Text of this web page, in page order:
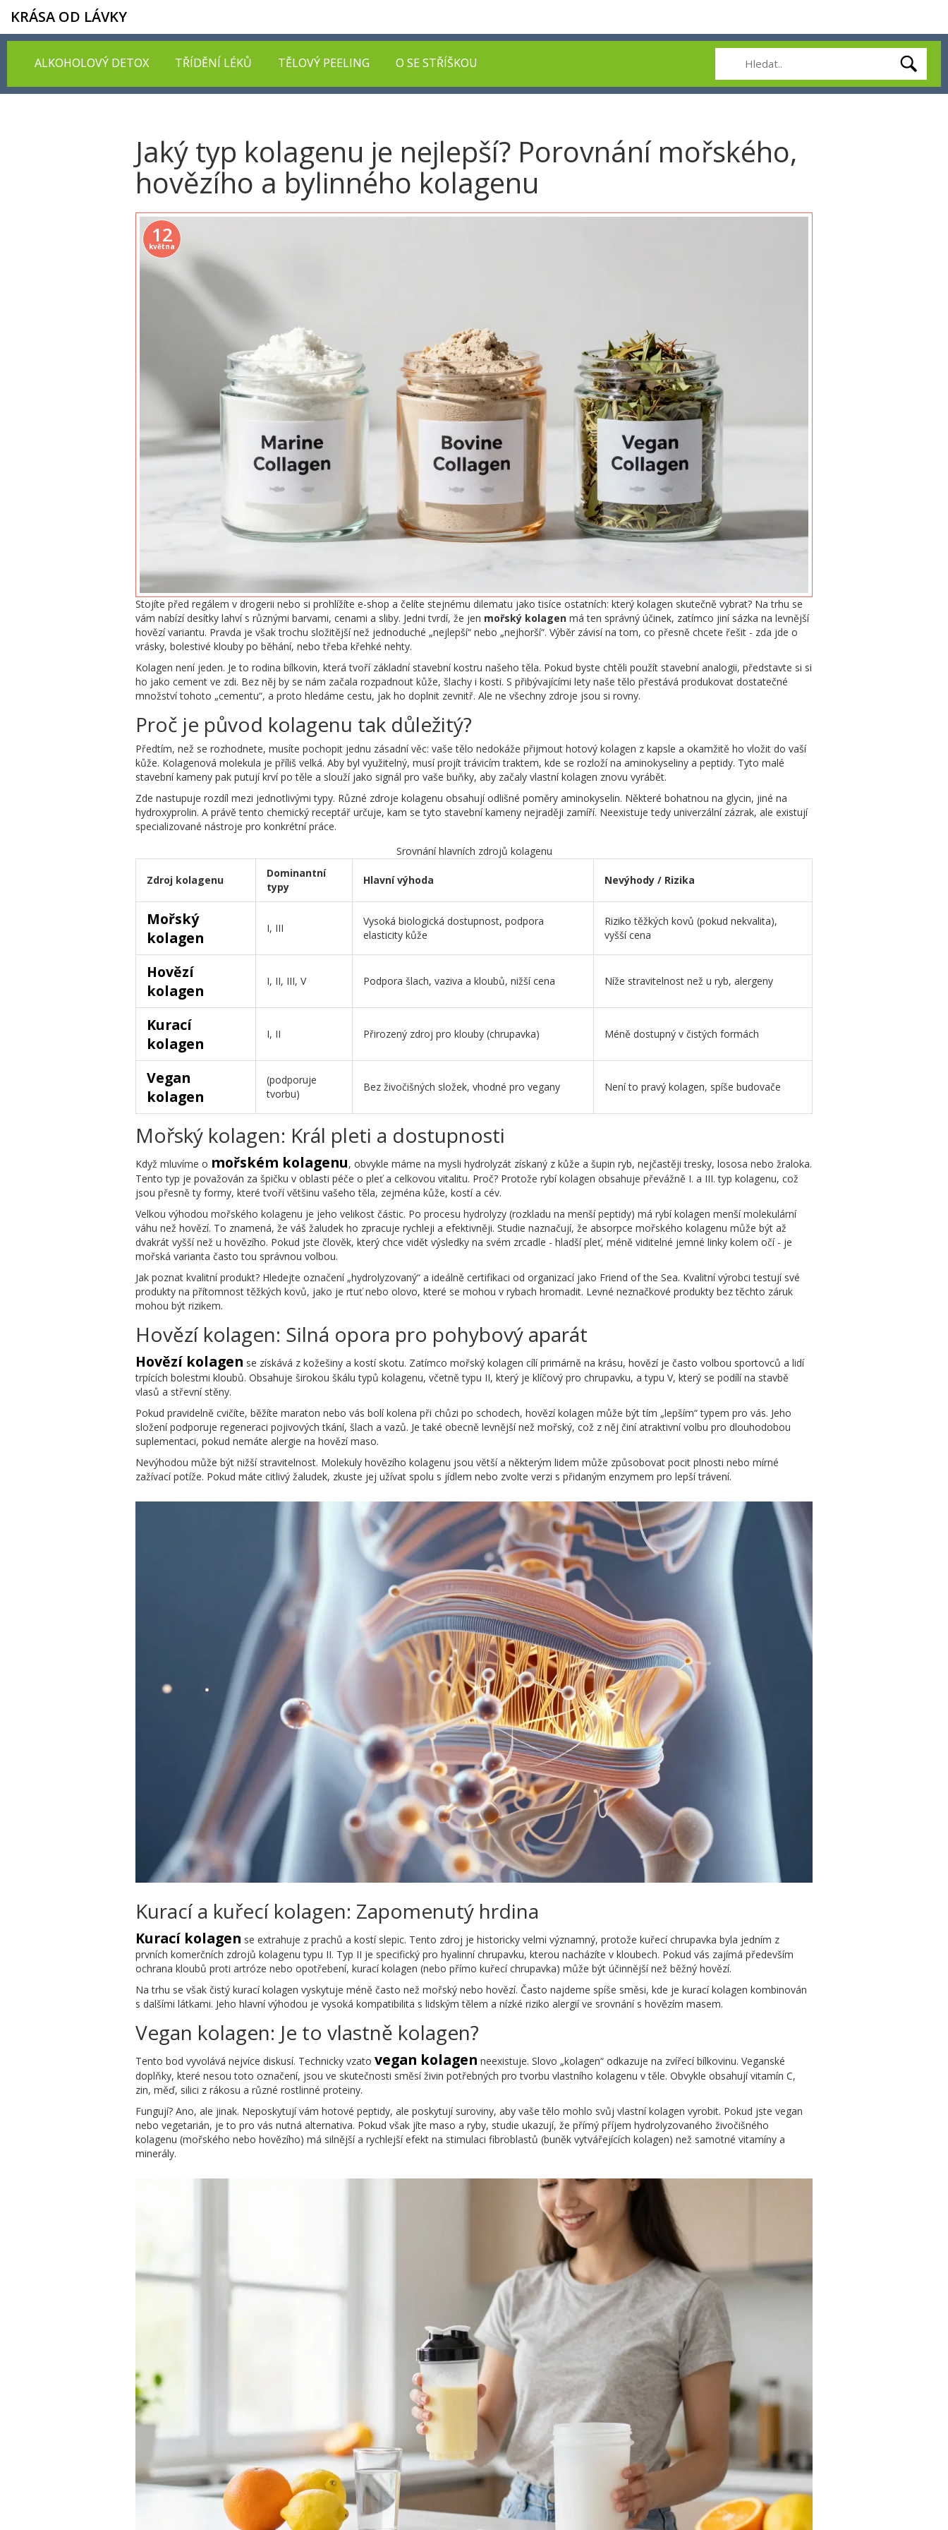
KRÁSA OD LÁVKY
ALKOHOLOVÝ DETOX TŘÍDĚNÍ LÉKŮ TĚLOVÝ PEELING O SE STŘÍŠKOU
Jaký typ kolagenu je nejlepší? Porovnání mořského,
hovězího a bylinného kolagenu
12
května
Stojíte před regálem v drogerii nebo si prohlížíte e-shop a čelíte stejnému dilematu jako tisíce ostatních: který kolagen skutečně vybrat? Na trhu se
vám nabízí desítky lahví s různými barvami, cenami a sliby. Jedni tvrdí, že jen mořský kolagen má ten správný účinek, zatímco jiní sázka na levnější
hovězí variantu. Pravda je však trochu složitější než jednoduché „nejlepší“ nebo „nejhorší“. Výběr závisí na tom, co přesně chcete řešit - zda jde o
vrásky, bolestivé klouby po běhání, nebo třeba křehké nehty.
Kolagen není jeden. Je to rodina bílkovin, která tvoří základní stavební kostru našeho těla. Pokud byste chtěli použít stavební analogii, představte si si
ho jako cement ve zdi. Bez něj by se nám začala rozpadnout kůže, šlachy i kosti. S přibývajícími lety naše tělo přestává produkovat dostatečné
množství tohoto „cementu“, a proto hledáme cestu, jak ho doplnit zevnitř. Ale ne všechny zdroje jsou si rovny.
Proč je původ kolagenu tak důležitý?
Předtím, než se rozhodnete, musíte pochopit jednu zásadní věc: vaše tělo nedokáže přijmout hotový kolagen z kapsle a okamžitě ho vložit do vaší
kůže. Kolagenová molekula je příliš velká. Aby byl využitelný, musí projít trávicím traktem, kde se rozloží na aminokyseliny a peptidy. Tyto malé
stavební kameny pak putují krví po těle a slouží jako signál pro vaše buňky, aby začaly vlastní kolagen znovu vyrábět.
Zde nastupuje rozdíl mezi jednotlivými typy. Různé zdroje kolagenu obsahují odlišné poměry aminokyselin. Některé bohatnou na glycin, jiné na
hydroxyprolin. A právě tento chemický receptář určuje, kam se tyto stavební kameny nejraději zamíří. Neexistuje tedy univerzální zázrak, ale existují
specializované nástroje pro konkrétní práce.
Srovnání hlavních zdrojů kolagenu
Zdroj kolagenu
Dominantní
typy
Hlavní výhoda Nevýhody / Rizika
Mořský
kolagen
I, III
Vysoká biologická dostupnost, podpora
elasticity kůže
Riziko těžkých kovů (pokud nekvalita),
vyšší cena
Hovězí
kolagen
I, II, III, V Podpora šlach, vaziva a kloubů, nižší cena Níže stravitelnost než u ryb, alergeny
Kurací
kolagen
I, II Přirozený zdroj pro klouby (chrupavka) Méně dostupný v čistých formách
Vegan
kolagen
(podporuje
tvorbu)
Bez živočišných složek, vhodné pro vegany Není to pravý kolagen, spíše budovače
Mořský kolagen: Král pleti a dostupnosti
Když mluvíme o mořském kolagenu, obvykle máme na mysli hydrolyzát získaný z kůže a šupin ryb, nejčastěji tresky, lososa nebo žraloka.
Tento typ je považován za špičku v oblasti péče o pleť a celkovou vitalitu. Proč? Protože rybí kolagen obsahuje převážně I. a III. typ kolagenu, což
jsou přesně ty formy, které tvoří většinu vašeho těla, zejména kůže, kostí a cév.
Velkou výhodou mořského kolagenu je jeho velikost částic. Po procesu hydrolyzy (rozkladu na menší peptidy) má rybí kolagen menší molekulární
váhu než hovězí. To znamená, že váš žaludek ho zpracuje rychleji a efektivněji. Studie naznačují, že absorpce mořského kolagenu může být až
dvakrát vyšší než u hovězího. Pokud jste člověk, který chce vidět výsledky na svém zrcadle - hladší pleť, méně viditelné jemné linky kolem očí - je
mořská varianta často tou správnou volbou.
Jak poznat kvalitní produkt? Hledejte označení „hydrolyzovaný“ a ideálně certifikaci od organizací jako Friend of the Sea. Kvalitní výrobci testují své
produkty na přítomnost těžkých kovů, jako je rtuť nebo olovo, které se mohou v rybach hromadit. Levné neznačkové produkty bez těchto záruk
mohou být rizikem.
Hovězí kolagen: Silná opora pro pohybový aparát
Hovězí kolagen se získává z kožešiny a kostí skotu. Zatímco mořský kolagen cílí primárně na krásu, hovězí je často volbou sportovců a lidí
trpících bolestmi kloubů. Obsahuje širokou škálu typů kolagenu, včetně typu II, který je klíčový pro chrupavku, a typu V, který se podílí na stavbě
vlasů a střevní stěny.
Pokud pravidelně cvičíte, běžíte maraton nebo vás bolí kolena při chůzi po schodech, hovězí kolagen může být tím „lepším“ typem pro vás. Jeho
složení podporuje regeneraci pojivových tkání, šlach a vazů. Je také obecně levnější než mořský, což z něj činí atraktivní volbu pro dlouhodobou
suplementaci, pokud nemáte alergie na hovězí maso.
Nevýhodou může být nižší stravitelnost. Molekuly hovězího kolagenu jsou větší a některým lidem může způsobovat pocit plnosti nebo mírné
zažívací potíže. Pokud máte citlivý žaludek, zkuste jej užívat spolu s jídlem nebo zvolte verzi s přidaným enzymem pro lepší trávení.
Kurací a kuřecí kolagen: Zapomenutý hrdina
Kurací kolagen se extrahuje z prachů a kostí slepic. Tento zdroj je historicky velmi významný, protože kuřecí chrupavka byla jedním z
prvních komerčních zdrojů kolagenu typu II. Typ II je specifický pro hyalinní chrupavku, kterou nacházíte v kloubech. Pokud vás zajímá především
ochrana kloubů proti artróze nebo opotřebení, kurací kolagen (nebo přímo kuřecí chrupavka) může být účinnější než běžný hovězí.
Na trhu se však čistý kurací kolagen vyskytuje méně často než mořský nebo hovězí. Často najdeme spíše směsi, kde je kurací kolagen kombinován
s dalšími látkami. Jeho hlavní výhodou je vysoká kompatibilita s lidským tělem a nízké riziko alergií ve srovnání s hovězím masem.
Vegan kolagen: Je to vlastně kolagen?
Tento bod vyvolává nejvíce diskusí. Technicky vzato vegan kolagen neexistuje. Slovo „kolagen“ odkazuje na zvířecí bílkovinu. Veganské
doplňky, které nesou toto označení, jsou ve skutečnosti směsí živin potřebných pro tvorbu vlastního kolagenu v těle. Obvykle obsahují vitamín C,
zin, měď, silici z rákosu a různé rostlinné proteiny.
Fungují? Ano, ale jinak. Neposkytují vám hotové peptidy, ale poskytují suroviny, aby vaše tělo mohlo svůj vlastní kolagen vyrobit. Pokud jste vegan
nebo vegetarián, je to pro vás nutná alternativa. Pokud však jíte maso a ryby, studie ukazují, že přímý příjem hydrolyzovaného živočišného
kolagenu (mořského nebo hovězího) má silnější a rychlejší efekt na stimulaci fibroblastů (buněk vytvářejících kolagen) než samotné vitamíny a
minerály.